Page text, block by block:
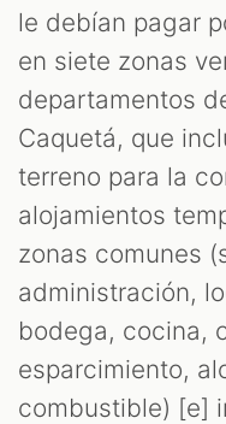
le debían pagar
en siete zonas
departamentos
Caquetá, que
terreno para la
alojamientos
zonas comunes
administración,
bodega, cocina,
esparcimiento,
combustible) [e]